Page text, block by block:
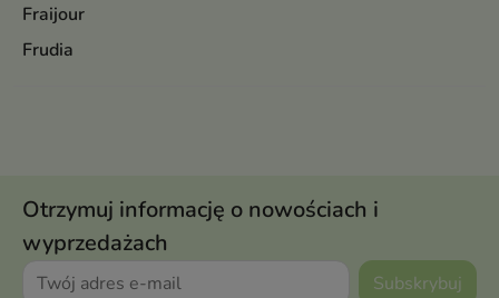
Fraijour
Frudia
Otrzymuj informację o nowościach i
wyprzedażach